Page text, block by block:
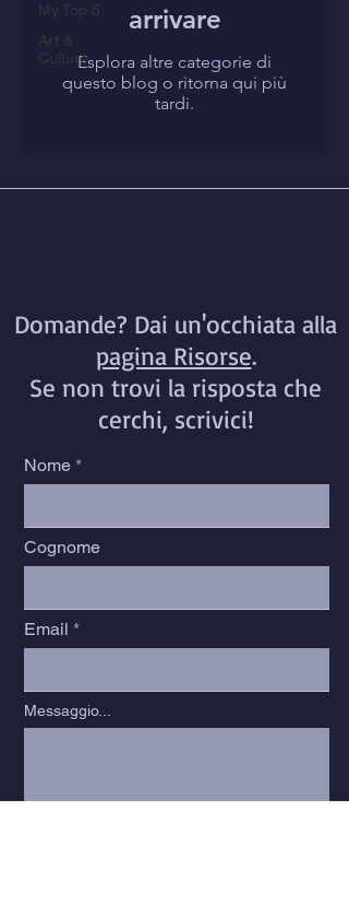
My Top 5
Art &
Culture
arrivare
Esplora altre categorie di
questo blog o ritorna qui più
tardi.
Domande? Dai un'occhiata alla
pagina Risorse.
Se non trovi la risposta che
cerchi, scrivici!
Nome
Cognome
Email
Messaggio...